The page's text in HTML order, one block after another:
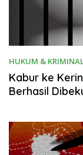
HUKUM &
Kabur ke
Berhasil